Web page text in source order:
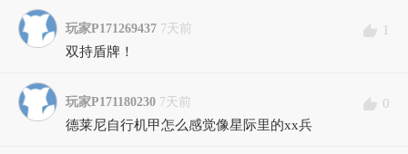
玩家P171269437 7天前
1
双持盾牌！
玩家P171180230 7天前
0
德莱尼自行机甲怎么感觉像星际里的xx兵